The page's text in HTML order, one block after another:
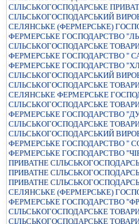
СIЛЬСЬКОГОСПОДАРСЬКЕ
СIЛЬСЬКОГОСПОДАРСЬКИЙ
СЕЛЯНСЬКЕ (ФЕРМЕРСЬКЕ)
ФЕРМЕРСЬКЕ ГОСПОДАРСТВО
СIЛЬСЬКОГОСПОДАРСЬКЕ
ФЕРМЕРСЬКЕ ГОСПОДАРСТВО "
ФЕРМЕРСЬКЕ ГОСПОДАРСТВО
СIЛЬСЬКОГОСПОДАРСЬКИЙ
СIЛЬСЬКОГОСПОДАРСЬКЕ
СЕЛЯНСЬКЕ ФЕРМЕРСЬКЕ
СІЛЬСЬКОГОСПОДАРСЬКЕ
ФЕРМЕРСЬКЕ ГОСПОДАРСТВО
СIЛЬСЬКОГОСПОДАРСЬКЕ
СIЛЬСЬКОГОСПОДАРСЬКИЙ
ФЕРМЕРСЬКЕ ГОСПОДАРСТВО "
ФЕРМЕРСЬКЕ ГОСПОДАРСТВО
ПРИВАТНЕ
ПРИВАТНЕ
ПРИВАТНЕ
СЕЛЯНСЬКЕ (ФЕРМЕРСЬКЕ)
ФЕРМЕРСЬКЕ ГОСПОДАРСТВО
СIЛЬСЬКОГОСПОДАРСЬКЕ
СIЛЬСЬКОГОСПОДАРСЬКЕ